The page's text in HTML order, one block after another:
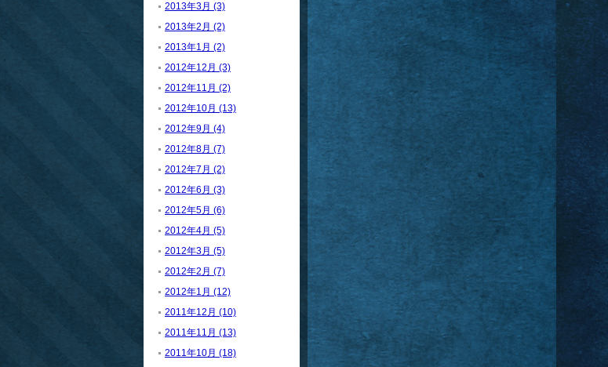
2013年3月 (3)
2013年2月 (2)
2013年1月 (2)
2012年12月 (3)
2012年11月 (2)
2012年10月 (13)
2012年9月 (4)
2012年8月 (7)
2012年7月 (2)
2012年6月 (3)
2012年5月 (6)
2012年4月 (5)
2012年3月 (5)
2012年2月 (7)
2012年1月 (12)
2011年12月 (10)
2011年11月 (13)
2011年10月 (18)